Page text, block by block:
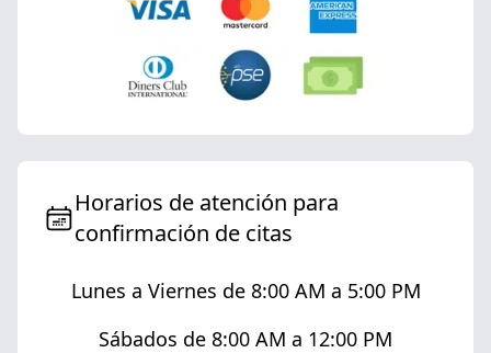
Horarios de atención para
confirmación de citas
Lunes a Viernes de 8:00 AM a 5:00 PM
Sábados de 8:00 AM a 12:00 PM